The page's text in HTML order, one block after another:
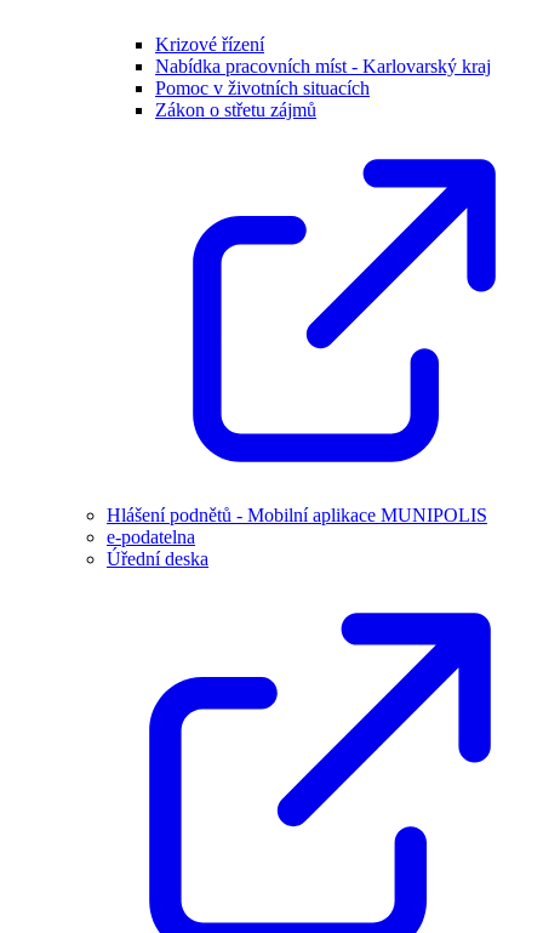
Krizové řízení
Nabídka pracovních míst - Karlovarský kraj
Pomoc v životních situacích
Zákon o střetu zájmů
Hlášení podnětů - Mobilní aplikace MUNIPOLIS
e-podatelna
Úřední deska